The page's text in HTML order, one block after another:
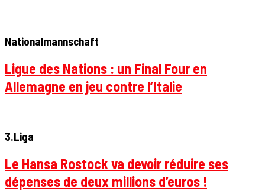
Nationalmannschaft
Ligue des Nations : un Final Four en
Allemagne en jeu contre l’Italie
3.Liga
Le Hansa Rostock va devoir réduire ses
dépenses de deux millions d’euros !